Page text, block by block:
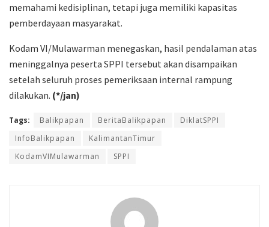
memahami kedisiplinan, tetapi juga memiliki kapasitas
pemberdayaan masyarakat.
Kodam VI/Mulawarman menegaskan, hasil pendalaman atas
meninggalnya peserta SPPI tersebut akan disampaikan
setelah seluruh proses pemeriksaan internal rampung
dilakukan. (*/jan)
Tags: Balikpapan BeritaBalikpapan
DiklatSPPI
InfoBalikpapan
KalimantanTimur
KodamVIMulawarman
SPPI